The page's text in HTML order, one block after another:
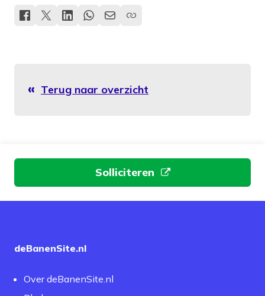
Terug naar overzicht
Aan de slagSolliciteren
deBanenSite.nl
Over deBanenSite.nl